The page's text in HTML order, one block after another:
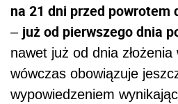
na 21 dni przed powrotem
– już od pierwszego dnia
nawet już od dnia
wówczas obowiązuje
wypowiedzeniem